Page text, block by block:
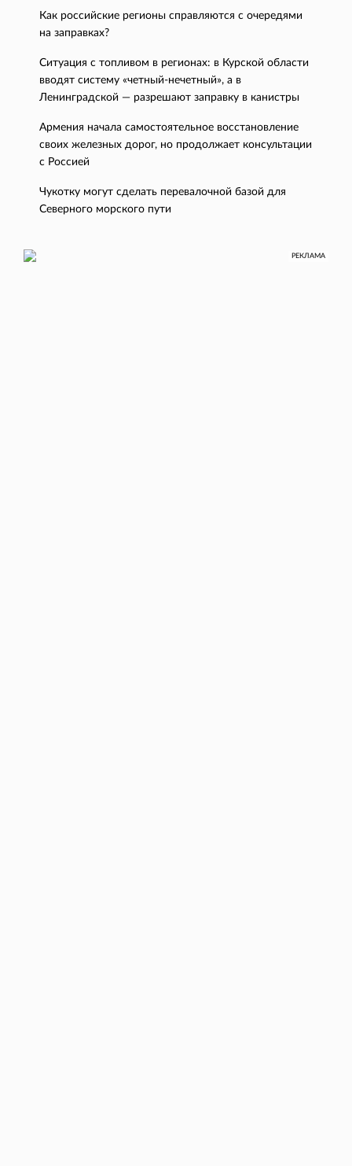
Как российские регионы справляются с очередями
на заправках?
Ситуация с топливом в регионах: в Курской области
вводят систему «четный-нечетный», а в
Ленинградской — разрешают заправку в канистры
Армения начала самостоятельное восстановление
своих железных дорог, но продолжает консультации
с Россией
Чукотку могут сделать перевалочной базой для
Северного морского пути
РЕКЛАМА